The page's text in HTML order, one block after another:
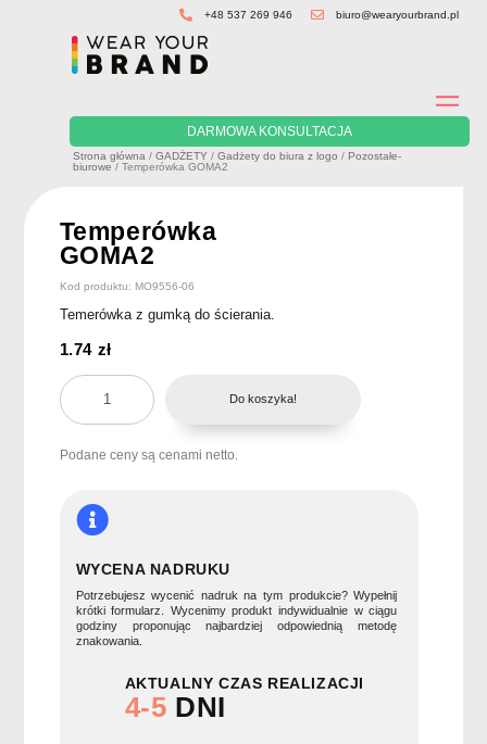
+48 537 269 946 biuro@wearyourbrand.pl
DARMOWA KONSULTACJA
Strona główna /GADŻETY /Gadżety do biura z logo / Pozostałe-
biurowe / Temperówka GOMA2
Temperówka
GOMA2
Kod produktu: MO9556-06
Temerówka z gumką do ścierania.
1.74 zł
ilość
Temperówka
GOMA2
Do koszyka!
Podane ceny są cenami netto.
WYCENA NADRUKU
Potrzebujesz wycenić nadruk na tym produkcie? Wypełnij
krótki formularz. Wycenimy produkt indywidualnie w ciągu
godziny proponując najbardziej odpowiednią metodę
znakowania.
AKTUALNY CZAS REALIZACJI
4-5 DNI